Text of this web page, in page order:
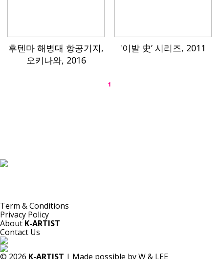
후텐마 해병대 항공기지,
오키나와, 2016
'이발 史’ 시리즈, 2011
1
Term & Conditions
Privacy Policy
About K-ARTIST
Contact Us
© 2026 K-ARTIST | Made possible by W & LEE